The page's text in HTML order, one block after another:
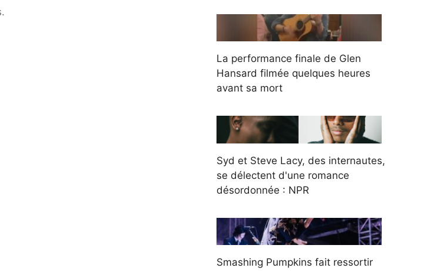
La performance finale de Glen
Hansard filmée quelques heures
avant sa mort
Syd et Steve Lacy, des internautes,
se délectent d'une romance
désordonnée : NPR
Smashing Pumpkins fait ressortir